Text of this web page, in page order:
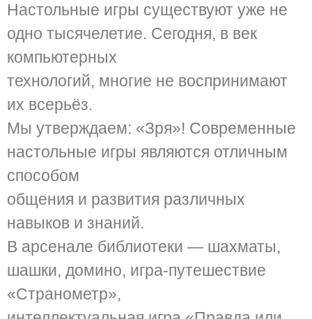
Настольные игры существуют уже не
одно тысячелетие. Сегодня, в век
компьютерных
технологий, многие не воспринимают
их всерьёз.
Мы утверждаем: «Зря»! Современные
настольные игры являются отличным
способом
общения и развития различных
навыков и знаний.
В арсенале библиотеки — шахматы,
шашки, домино, игра-путешествие
«Странометр»,